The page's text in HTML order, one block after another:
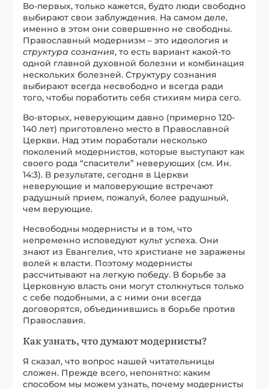
Во-первых, только кажется, будто люди свободно
выбирают свои заблуждения. На самом деле,
именно в этом они совершенно не свободны.
Православный модернизм – это идеология и
структура сознания, то есть вариант какой-то
одной главной духовной болезни и комбинация
нескольких болезней. Структуру сознания
выбирают всегда несвободно и всегда ради
того, чтобы поработить себя стихиям мира сего.
Во-вторых, неверующим давно (примерно 120-
140 лет) приготовлено место в Православной
Церкви. Над этим поработали несколько
поколений модернистов, которые выступают как
своего рода “спасители” неверующих (см. Ин.
14:3). В результате, сегодня в Церкви
неверующие и маловерующие встречают
радушный прием, пожалуй, более радушный,
чем верующие.
Несвободны модернисты и в том, что
непременно исповедуют культ успеха. Они
знают из Евангелия, что христиане не заражены
волей к власти. Поэтому модернисты
рассчитывают на легкую победу. В борьбе за
Церковную власть они могут столкнуться только
с себе подобными, а с ними они всегда
договорятся, объединившись в борьбе против
Православия.
Как узнать, что думают модернисты?
Я сказал, что вопрос нашей читательницы
сложен. Прежде всего, непонятно: каким
способом мы можем узнать, почему модернисты